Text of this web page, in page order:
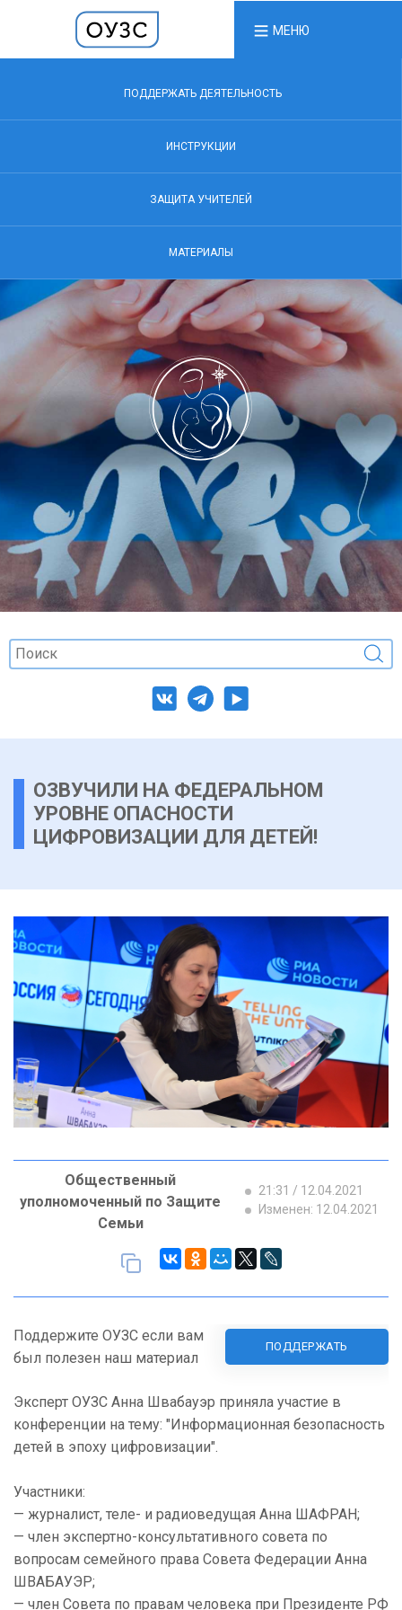
МЕНЮ
ПОДДЕРЖАТЬ ДЕЯТЕЛЬНОСТЬ
ИНСТРУКЦИИ
ЗАЩИТА УЧИТЕЛЕЙ
МАТЕРИАЛЫ
ОЗВУЧИЛИ НА ФЕДЕРАЛЬНОМ
УРОВНЕ ОПАСНОСТИ
ЦИФРОВИЗАЦИИ ДЛЯ ДЕТЕЙ!
Общественный
уполномоченный по Защите
Семьи
21:31 / 12.04.2021
Изменен: 12.04.2021
Поддержите ОУЗС если вам
был полезен наш материал
ПОДДЕРЖАТЬ
Эксперт ОУЗС Анна Швабауэр приняла участие в
конференции на тему: "Информационная безопасность
детей в эпоху цифровизации".
Участники:
— журналист, теле- и радиоведущая Анна ШАФРАН;
— член экспертно-консультативного совета по
вопросам семейного права Совета Федерации Анна
ШВАБАУЭР;
— член Совета по правам человека при Президенте РФ